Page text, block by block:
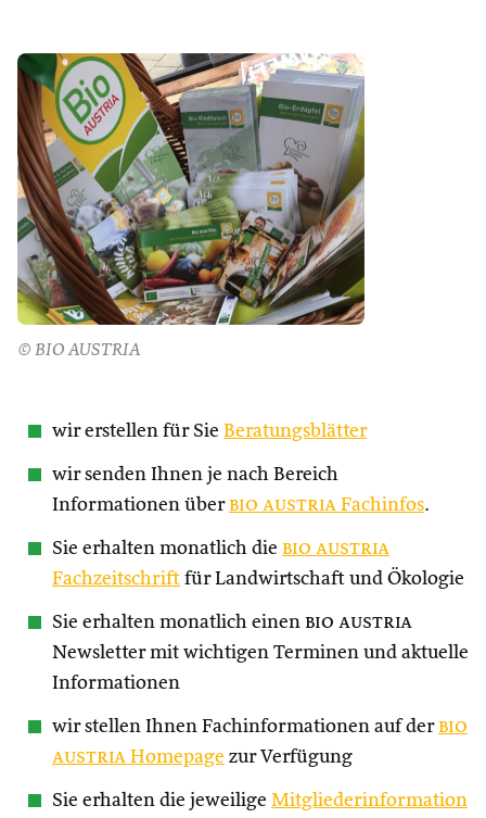
© BIO AUSTRIA
wir erstellen für Sie Beratungsblätter
wir senden Ihnen je nach Bereich
Informationen über bio austria Fachinfos.
Sie erhalten monatlich die bio austria
Fachzeitschrift für Landwirtschaft und Ökologie
Sie erhalten monatlich einen bio austria
Newsletter mit wichtigen Terminen und aktuelle
Informationen
wir stellen Ihnen Fachinformationen auf der bio
austria Homepage zur Verfügung
Sie erhalten die jeweilige Mitgliederinformation